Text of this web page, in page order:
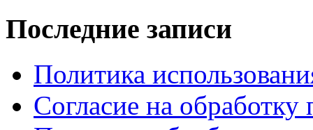
Последние записи
Политика
Согласие на